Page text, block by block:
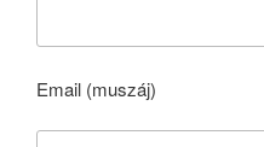
Email (muszáj)